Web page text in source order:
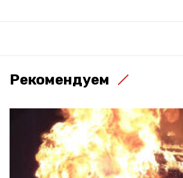
Рекомендуем